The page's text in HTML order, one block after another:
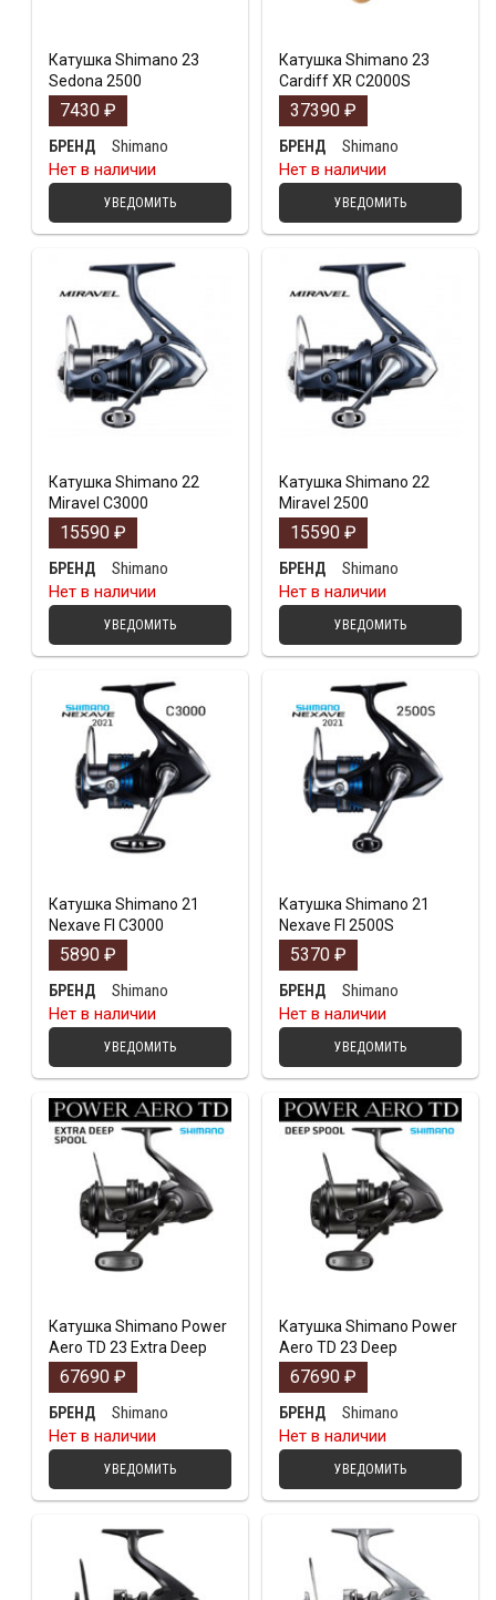
Катушка Shimano 23
Sedona 2500
7430 ₽
БРЕНД
Shimano
Нет в наличии
УВЕДОМИТЬ
Катушка Shimano 23
Cardiff XR C2000S
37390 ₽
БРЕНД
Shimano
Нет в наличии
УВЕДОМИТЬ
Катушка Shimano 22
Miravel C3000
15590 ₽
БРЕНД
Shimano
Нет в наличии
УВЕДОМИТЬ
Катушка Shimano 22
Miravel 2500
15590 ₽
БРЕНД
Shimano
Нет в наличии
УВЕДОМИТЬ
Катушка Shimano 21
Nexave FI C3000
5890 ₽
БРЕНД
Shimano
Нет в наличии
УВЕДОМИТЬ
Катушка Shimano 21
Nexave FI 2500S
5370 ₽
БРЕНД
Shimano
Нет в наличии
УВЕДОМИТЬ
Катушка Shimano Power
Aero TD 23 Extra Deep
67690 ₽
БРЕНД
Shimano
Нет в наличии
УВЕДОМИТЬ
Катушка Shimano Power
Aero TD 23 Deep
67690 ₽
БРЕНД
Shimano
Нет в наличии
УВЕДОМИТЬ